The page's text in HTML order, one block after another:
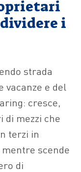
i
strada
vacanze e del
cresce,
mezzi che
terzi in
scende
di